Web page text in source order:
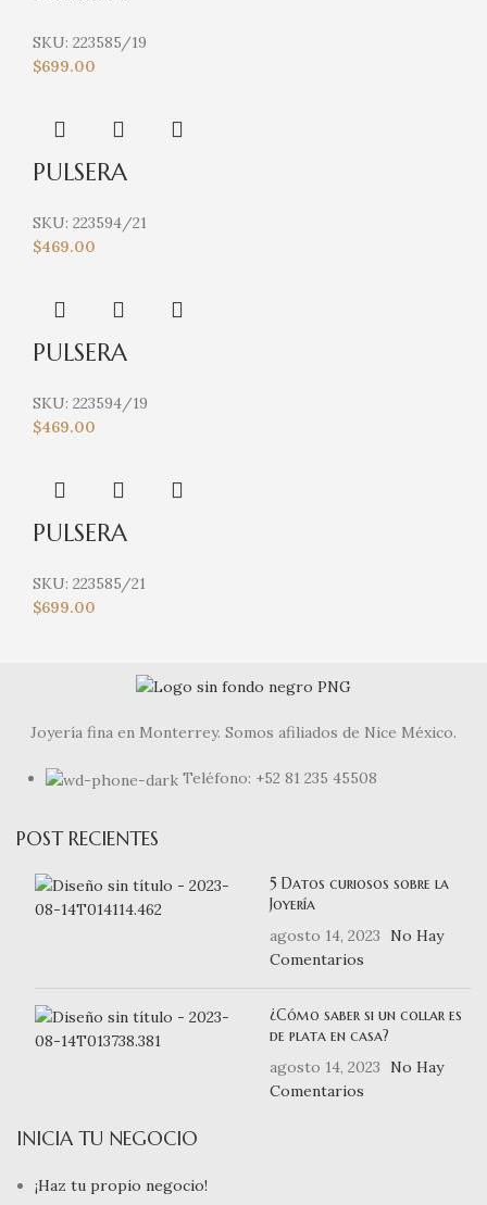
SKU: 223585/19
$699.00
PULSERA
SKU: 223594/21
$469.00
PULSERA
SKU: 223594/19
$469.00
PULSERA
SKU: 223585/21
$699.00
Joyería fina en Monterrey. Somos afiliados de Nice México.
Teléfono: +52 81 235 45508
POST RECIENTES
5 Datos curiosos sobre la
Joyería
agosto 14, 2023
No Hay
Comentarios
¿Cómo saber si un collar es
de plata en casa?
agosto 14, 2023
No Hay
Comentarios
INICIA TU NEGOCIO
¡Haz tu propio negocio!